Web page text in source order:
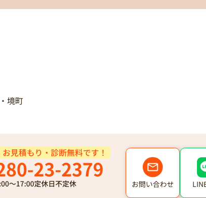
境町
見積もり・診断無料です！
23-2379
～17:00定休日不定休 お問い合わせ